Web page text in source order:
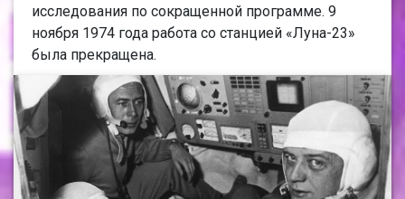
исследования по сокращенной программе. 9
ноября 1974 года работа со станцией «Луна-23»
была прекращена.